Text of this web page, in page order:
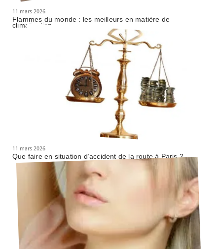
11 mars 2026
Flammes du monde : les meilleurs en matière de
climatisation
11 mars 2026
Que faire en situation d’accident de la route à Paris ?